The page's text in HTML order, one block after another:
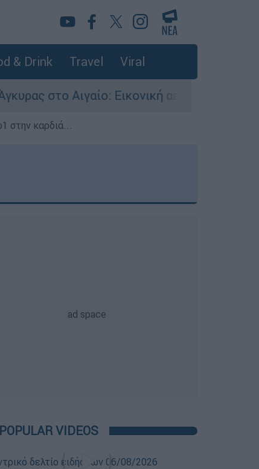
& Drink Travel Viral
Εικονική αερομαχία ανάμεσα σε
στην καρδιά...
POPULAR VIDEOS